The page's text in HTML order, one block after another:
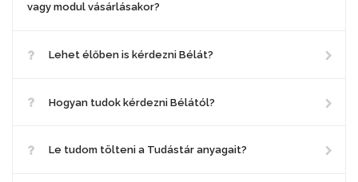
vagy modul vásárlásakor?
Lehet élőben is kérdezni Bélát?
Hogyan tudok kérdezni Bélától?
Le tudom tölteni a Tudástár anyagait?